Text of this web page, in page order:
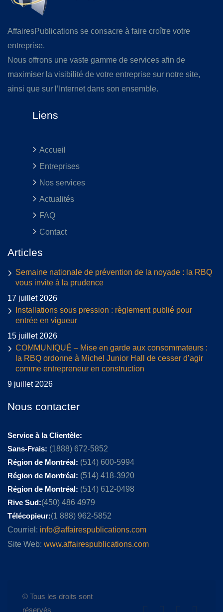
AffairesPublications se consacre à faire croître votre
entreprise.
Nous offrons une vaste gamme de services afin de
maximiser la visibilité de votre entreprise sur notre site,
ainsi que sur l’Internet dans son ensemble.
Liens
Accueil
Entreprises
Nos services
Actualités
FAQ
Contact
Articles
Semaine nationale de prévention de la noyade : la RBQ
vous invite à la prudence
17 juillet 2026
Installations sous pression : règlement publié pour
entrée en vigueur
15 juillet 2026
COMMUNIQUÉ – Mise en garde aux consommateurs :
la RBQ ordonne à Michel Junior Hall de cesser d’agir
comme entrepreneur en construction
9 juillet 2026
Nous contacter
Service à la Clientèle:
Sans-Frais: (1888) 672-5852
Région de Montréal: (514) 600-5994
Région de Montréal: (514) 418-3920
Région de Montréal: (514) 612-0498
Rive Sud:(450) 486 4979
Télécopieur:(1 888) 962-5852
Courriel: info@affairespublications.com
Site Web: www.affairespublications.com
© Tous les droits sont
réservés